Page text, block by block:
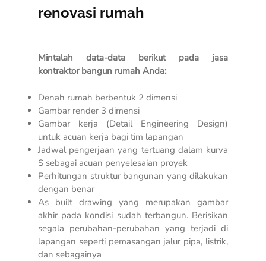
renovasi rumah
Mintalah data-data berikut pada jasa
kontraktor bangun rumah Anda:
Denah rumah berbentuk 2 dimensi
Gambar render 3 dimensi
Gambar kerja (Detail Engineering Design)
untuk acuan kerja bagi tim lapangan
Jadwal pengerjaan yang tertuang dalam kurva
S sebagai acuan penyelesaian proyek
Perhitungan struktur bangunan yang dilakukan
dengan benar
As built drawing yang merupakan gambar
akhir pada kondisi sudah terbangun. Berisikan
segala perubahan-perubahan yang terjadi di
lapangan seperti pemasangan jalur pipa, listrik,
dan sebagainya